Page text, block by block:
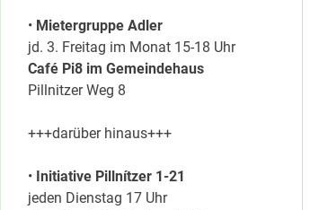
• Mietergruppe Adler
jd. 3. Freitag im Monat 15-18 Uhr
Café Pi8 im Gemeindehaus
Pillnitzer Weg 8
+++darüber hinaus+++
• Initiative Pillnítzer 1-21
jeden Dienstag 17 Uhr